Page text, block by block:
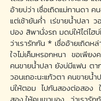
อ้ายบ่ว่า เชื่อเถิดแม่กานดา
แต่เช้ายันค่ำ เร่ขายน้ำปลา
ปอง สิพานั่งรถ มดบ่ให้ไต่ไฮ
ว่าเรารักกัน * เชื่ออ้ายเถิดห
ใจไม่เค็มหรอกหนา ขอเพีย
คนขายน้ำปลา ยังบ่มีแฟน ตา
วอนเถอะนะแก้วตา คนขายน้
บ่ให้ตอม ไปกันสองต่อสอง ใ